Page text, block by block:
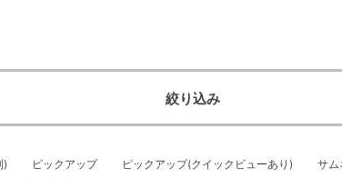
絞り込み
) ピックアップ ピックアップ(クイックビューあり) サム